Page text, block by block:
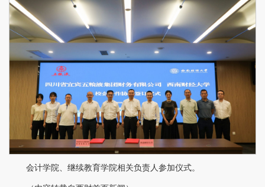
会计学院、继续教育学院相关负责人参加仪式。